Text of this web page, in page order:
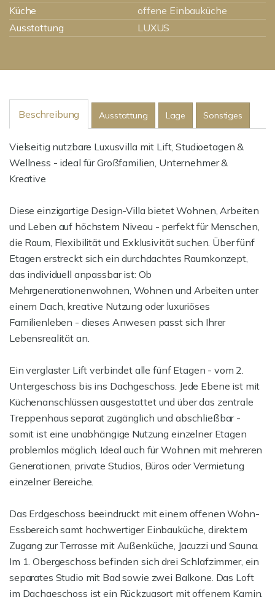
Küche
offene Einbauküche
Ausstattung
LUXUS
Beschreibung Ausstattung Lage Sonstiges
Vielseitig nutzbare Luxusvilla mit Lift, Studioetagen &
Wellness - ideal für Großfamilien, Unternehmer &
Kreative
Diese einzigartige Design-Villa bietet Wohnen, Arbeiten
und Leben auf höchstem Niveau - perfekt für Menschen,
die Raum, Flexibilität und Exklusivität suchen. Über fünf
Etagen erstreckt sich ein durchdachtes Raumkonzept,
das individuell anpassbar ist: Ob
Mehrgenerationenwohnen, Wohnen und Arbeiten unter
einem Dach, kreative Nutzung oder luxuriöses
Familienleben - dieses Anwesen passt sich Ihrer
Lebensrealität an.
Ein verglaster Lift verbindet alle fünf Etagen - vom 2.
Untergeschoss bis ins Dachgeschoss. Jede Ebene ist mit
Küchenanschlüssen ausgestattet und über das zentrale
Treppenhaus separat zugänglich und abschließbar -
somit ist eine unabhängige Nutzung einzelner Etagen
problemlos möglich. Ideal auch für Wohnen mit mehreren
Generationen, private Studios, Büros oder Vermietung
einzelner Bereiche.
Das Erdgeschoss beeindruckt mit einem offenen Wohn-
Essbereich samt hochwertiger Einbauküche, direktem
Zugang zur Terrasse mit Außenküche, Jacuzzi und Sauna.
Im 1. Obergeschoss befinden sich drei Schlafzimmer, ein
separates Studio mit Bad sowie zwei Balkone. Das Loft
im Dachgeschoss ist ein Rückzugsort mit offenem Kamin,